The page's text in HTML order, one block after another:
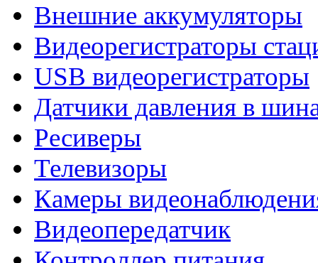
Внешние аккумуляторы
Видеорегистраторы
USB видеорегистраторы
Датчики давления в
Ресиверы
Телевизоры
Камеры
Видеопередатчик